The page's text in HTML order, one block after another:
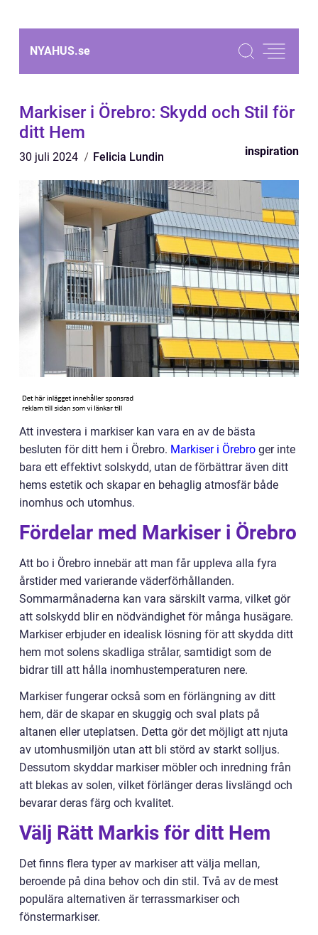
NYAHUS.se
Markiser i Örebro: Skydd och Stil för
ditt Hem
30 juli 2024 Felicia Lundin inspiration
Att investera i markiser kan vara en av de bästa
besluten för ditt hem i Örebro. Markiser i Örebro ger inte
bara ett effektivt solskydd, utan de förbättrar även ditt
hems estetik och skapar en behaglig atmosfär både
inomhus och utomhus.
Fördelar med Markiser i Örebro
Att bo i Örebro innebär att man får uppleva alla fyra
årstider med varierande väderförhållanden.
Sommarmånaderna kan vara särskilt varma, vilket gör
att solskydd blir en nödvändighet för många husägare.
Markiser erbjuder en idealisk lösning för att skydda ditt
hem mot solens skadliga strålar, samtidigt som de
bidrar till att hålla inomhustemperaturen nere.
Markiser fungerar också som en förlängning av ditt
hem, där de skapar en skuggig och sval plats på
altanen eller uteplatsen. Detta gör det möjligt att njuta
av utomhusmiljön utan att bli störd av starkt solljus.
Dessutom skyddar markiser möbler och inredning från
att blekas av solen, vilket förlänger deras livslängd och
bevarar deras färg och kvalitet.
Välj Rätt Markis för ditt Hem
Det finns flera typer av markiser att välja mellan,
beroende på dina behov och din stil. Två av de mest
populära alternativen är terrassmarkiser och
fönstermarkiser.